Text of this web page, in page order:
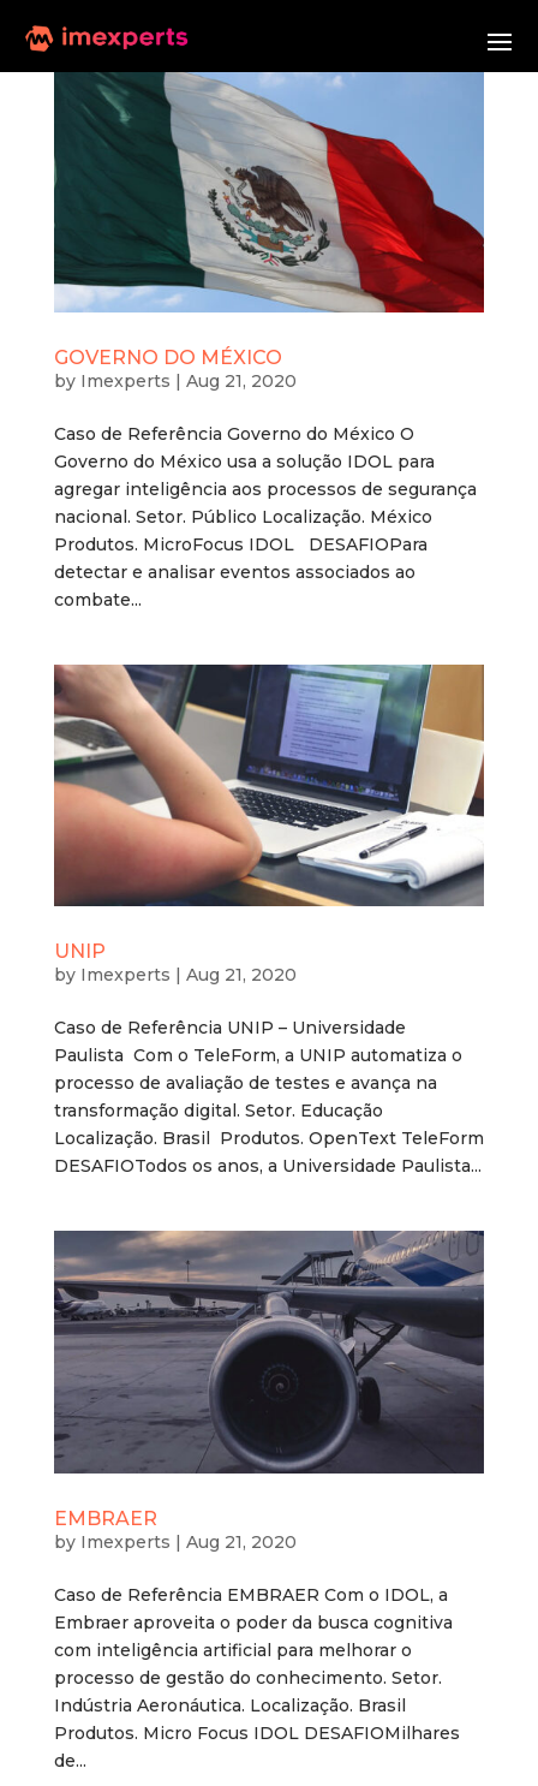
GOVERNO DO MÉXICO
by Imexperts | Aug 21, 2020
Caso de Referência Governo do México O
Governo do México usa a solução IDOL para
agregar inteligência aos processos de segurança
nacional. Setor. Público Localização. México
Produtos. MicroFocus IDOL DESAFIOPara
detectar e analisar eventos associados ao
combate...
UNIP
by Imexperts | Aug 21, 2020
Caso de Referência UNIP – Universidade
Paulista Com o TeleForm, a UNIP automatiza o
processo de avaliação de testes e avança na
transformação digital. Setor. Educação
Localização. Brasil Produtos. OpenText TeleForm
DESAFIOTodos os anos, a Universidade Paulista...
EMBRAER
by Imexperts | Aug 21, 2020
Caso de Referência EMBRAER Com o IDOL, a
Embraer aproveita o poder da busca cognitiva
com inteligência artificial para melhorar o
processo de gestão do conhecimento. Setor.
Indústria Aeronáutica. Localização. Brasil
Produtos. Micro Focus IDOL DESAFIOMilhares
de...